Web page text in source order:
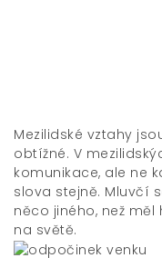
Mezilidské vztahy
obtížné. V
komunikace, ale ne
slova stejně. Mluvčí
něco jiného, než
na světě.